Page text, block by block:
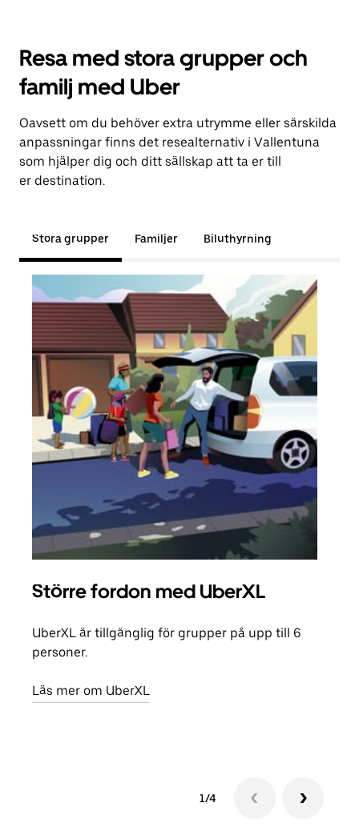
Resa med stora grupper och
familj med Uber
Oavsett om du behöver extra utrymme eller särskilda
anpassningar finns det resealternativ i Vallentuna
som hjälper dig och ditt sällskap att ta er till
er destination.
Stora grupper Familjer Biluthyrning
Större fordon med UberXL
UberXL är tillgänglig för grupper på upp till 6
personer.
Läs mer om UberXL
1/4